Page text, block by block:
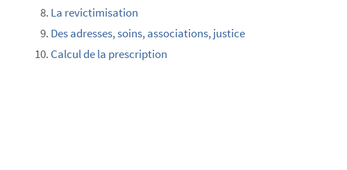
La revictimisation
Des adresses, soins, associations, justice
Calcul de la prescription